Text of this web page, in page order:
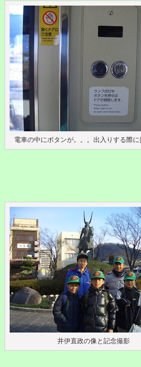
電車の中にボタンが。。。出入りする際に
井伊直政の像と記念撮影